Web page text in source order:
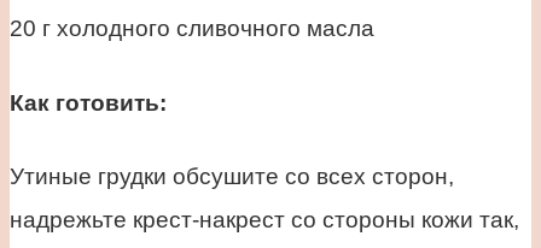
20 г холодного сливочного масла
Как готовить:
Утиные грудки обсушите со всех сторон,
надрежьте крест-накрест со стороны кожи так,